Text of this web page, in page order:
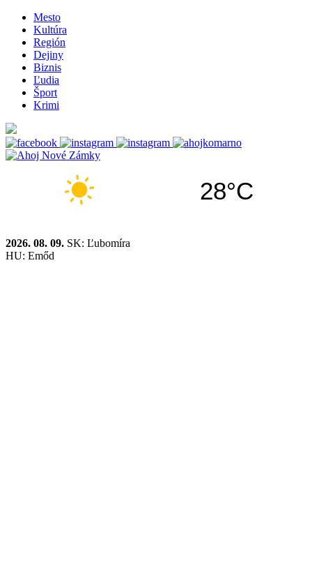
Mesto
Kultúra
Región
Dejiny
Biznis
Ľudia
Šport
Krimi
28°C
2026. 08. 09. SK: Ľubomíra
HU: Emőd